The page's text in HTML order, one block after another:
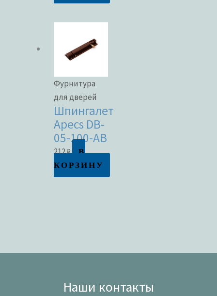
Фурнитура
для дверей
Шпингалет
Apecs DB-
05-100-AB
212₽
В
КОРЗИНУ
Наши контакты